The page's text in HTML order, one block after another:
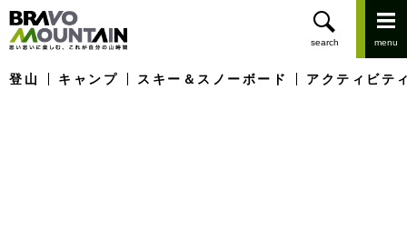
登山 キャンプ スキー＆スノーボード アクティビテ